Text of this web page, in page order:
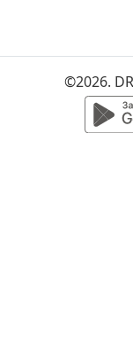
©2026.